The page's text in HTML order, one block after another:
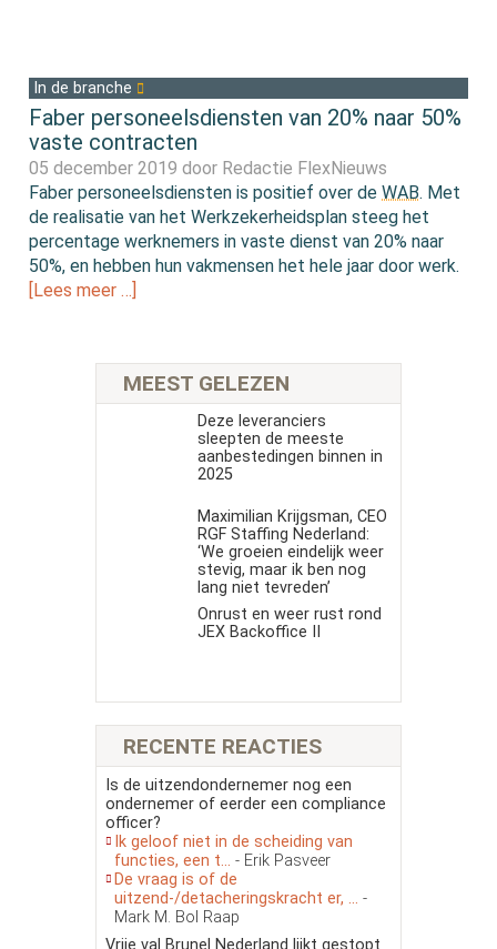
In de branche
Faber personeelsdiensten van 20% naar 50%
vaste contracten
05 december 2019 door Redactie FlexNieuws
Faber personeelsdiensten is positief over deWAB. Met
de realisatie van het Werkzekerheidsplan steeg het
percentage werknemers in vaste dienst van 20% naar
50%, en hebben hun vakmensen het hele jaar door werk.
[Lees meer …]
MEEST GELEZEN
Deze leveranciers
sleepten de meeste
aanbestedingen binnen in
2025
Maximilian Krijgsman, CEO
RGF Staffing Nederland:
‘We groeien eindelijk weer
stevig, maar ik ben nog
lang niet tevreden’
Onrust en weer rust rond
JEX Backoffice II
RECENTE REACTIES
Is de uitzendondernemer nog een
ondernemer of eerder een compliance
officer?
Ik geloof niet in de scheiding van
functies, een t... - Erik Pasveer
De vraag is of de
uitzend-/detacheringskracht er, ... -
Mark M. Bol Raap
Vrije val Brunel Nederland lijkt gestopt